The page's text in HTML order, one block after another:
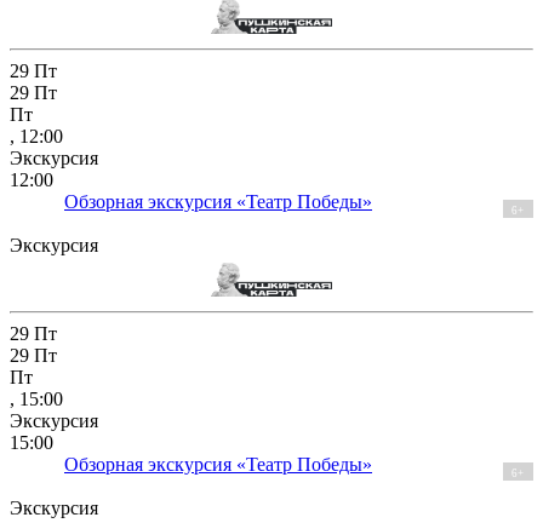
29 Пт
29 Пт
Пт
, 12:00
Экскурсия
12:00
Обзорная экскурсия «Театр Победы»
6+
Экскурсия
29 Пт
29 Пт
Пт
, 15:00
Экскурсия
15:00
Обзорная экскурсия «Театр Победы»
6+
Экскурсия